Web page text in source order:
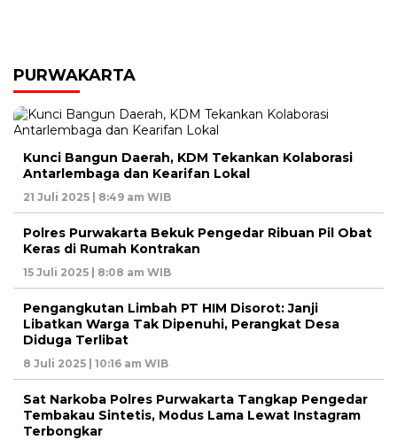
PURWAKARTA
Kunci Bangun Daerah, KDM Tekankan Kolaborasi
Antarlembaga dan Kearifan Lokal
21 Juli 2025 | 8:49 am WIB
Polres Purwakarta Bekuk Pengedar Ribuan Pil Obat
Keras di Rumah Kontrakan
15 Juli 2025 | 8:08 am WIB
Pengangkutan Limbah PT HIM Disorot: Janji
Libatkan Warga Tak Dipenuhi, Perangkat Desa
Diduga Terlibat
8 Juli 2025 | 10:16 am WIB
Sat Narkoba Polres Purwakarta Tangkap Pengedar
Tembakau Sintetis, Modus Lama Lewat Instagram
Terbongkar